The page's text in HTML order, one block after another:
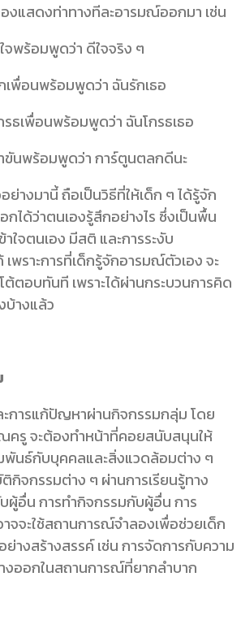
งแสดงท่าทางทีละอารมณ์ออกมา เช่น
จพร้อมพูดว่า ดีใจจริง ๆ
เพื่อนพร้อมพูดว่า ฉันรักเธอ
ธเพื่อนพร้อมพูดว่า ฉันโกรธเธอ
ขันพร้อมพูดว่า การ์ตูนตลกดีนะ
างมานี้ ถือเป็นวิธีที่ให้เด็ก ๆ ได้รู้จัก
ได้ว่าตนเองรู้สึกอย่างไร ซึ่งเป็นพื้น
ใจตนเอง มีสติ และการระงับ
พราะการที่เด็กรู้จักอารมณ์ตัวเอง จะ
ต้ตอบทันที เพราะได้ผ่านกระบวนการคิด
บ้างแล้ว
ะการแก้ปัญหาผ่านกิจกรรมกลุ่ม โดย
รู จะต้องทำหน้าที่คอยสนับสนุนให้
พันธ์กับบุคคลและสิ่งแวดล้อมต่าง ๆ
กิจกรรมต่าง ๆ ผ่านการเรียนรู้ทาง
ผู้อื่น การทำกิจกรรมกับผู้อื่น การ
จจะใช้สถานการณ์จำลองเพื่อช่วยเด็ก
างสร้างสรรค์ เช่น การจัดการกับความ
งออกในสถานการณ์ที่ยากลำบาก